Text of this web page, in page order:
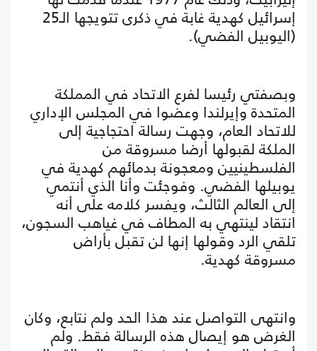
إسرائيل كهدية غابة في ذكرى تتويجها الـ25
(اليوبيل الفضي).
وبصفتي رئيسا لفرع الاتحاد في المملكة
المتحدة وإيرلندا وعضوا في المجلس الإداري
للاتحاد العام، وجهت رسالة احتجاجية إلى
الملكة لقبولها أرضا مسروقة من
الفلسطينيين ومعجونة بدمائهم كهدية في
يوبيلها الفضي. وفوجئت وأنا الذي أنتمي
إلى العالم الثالث، ويفسر كلامه على أنه
انتقاد لينتهي به المطاف في غياهب السجون،
تلقي الرد وقولها إنها لن تقبل بأراض
مسروقة كهدية.
وانتهى التواصل عند هذا الحد ولم نتابع، وكان
الغرض هو إيصال هذه الرسالة فقط. ولم